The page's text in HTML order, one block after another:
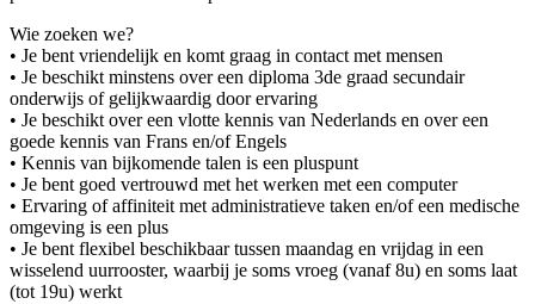
Wie zoeken we?
• Je bent vriendelijk en komt graag in contact met mensen
• Je beschikt minstens over een diploma 3de graad secundair
onderwijs of gelijkwaardig door ervaring
• Je beschikt over een vlotte kennis van Nederlands en over een
goede kennis van Frans en/of Engels
• Kennis van bijkomende talen is een pluspunt
• Je bent goed vertrouwd met het werken met een computer
• Ervaring of affiniteit met administratieve taken en/of een medische
omgeving is een plus
• Je bent flexibel beschikbaar tussen maandag en vrijdag in een
wisselend uurrooster, waarbij je soms vroeg (vanaf 8u) en soms laat
(tot 19u) werkt